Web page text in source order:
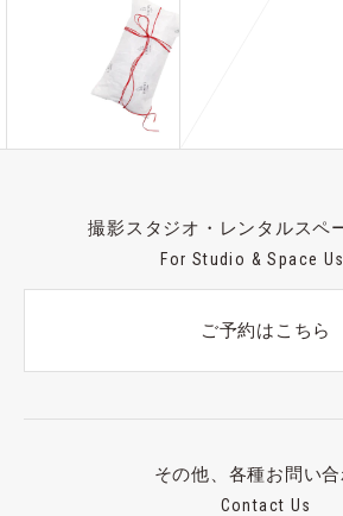
撮影スタジオ・レンタルスペ
For Studio & Space
ご予約はこちら
その他、各種お問い
Contact Us